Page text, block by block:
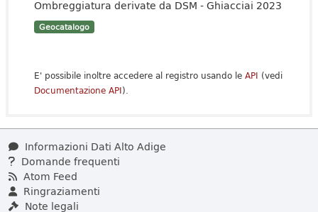
Ombreggiatura derivate da DSM - Ghiacciai 2023
Geocatalogo
E' possibile inoltre accedere al registro usando le API (vedi
Documentazione API).
Informazioni Dati Alto Adige
Domande frequenti
Atom Feed
Ringraziamenti
Note legali